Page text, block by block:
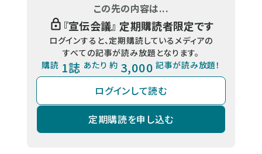
この先の内容は...
『宣伝会議』 定期購読者限定です
ログインすると、定期購読しているメディアの
すべての記事が読み放題となります。
購読 1誌 あたり 約 3,000 記事が読み放題！
ログインして読む
定期購読を申し込む